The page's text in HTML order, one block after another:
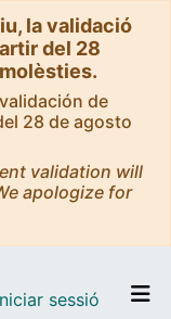
la validació
del 28
de
28 de agosto
validation will
apologize for
sessió (current)